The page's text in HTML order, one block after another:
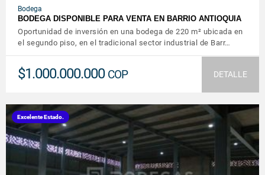
Bodega
BODEGA DISPONIBLE PARA VENTA EN BARRIO ANTIOQUIA
Oportunidad de inversión en una bodega de 220 m² ubicada en
el segundo piso, en el tradicional sector industrial de Barr…
$1.000.000.000 COP DETALLE
Excelente Estado.